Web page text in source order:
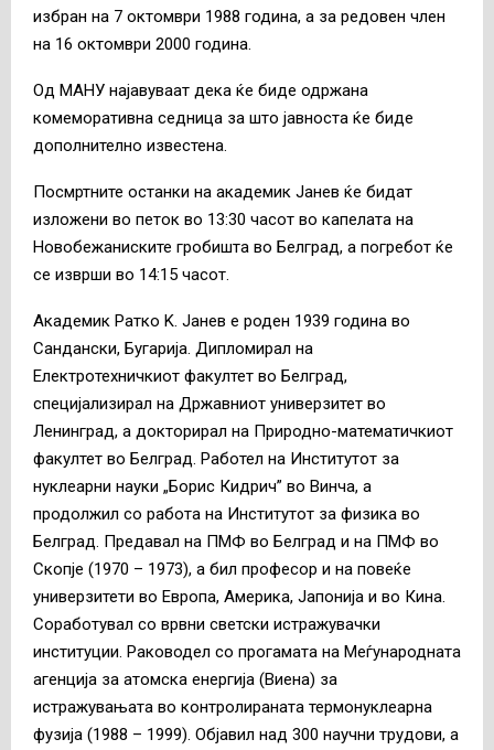
избран на 7 октомври 1988 година, а за редовен член
на 16 октомври 2000 година.
Од МАНУ најавуваат дека ќе биде одржана
комеморативна седница за што јавноста ќе биде
дополнително известена.
Посмртните останки на академик Јанев ќе бидат
изложени во петок во 13:30 часот во капелата на
Новобежаниските гробишта во Белград, а погребот ќе
се изврши во 14:15 часот.
Академик Ратко K. Јанев е роден 1939 година во
Сандански, Бугарија. Дипломирал на
Електротехничкиот факултет во Белград,
специјализирал на Државниот универзитет во
Ленинград, а докторирал на Природно-математичкиот
факултет во Белград. Работел на Институтот за
нуклеарни науки „Борис Кидрич” во Винча, а
продолжил со работа на Институтот за физика во
Белград. Предавал на ПМФ во Белград и на ПМФ во
Скопје (1970 – 1973), а бил професор и на повеќе
универзитети во Европа, Америка, Јапонија и во Кина.
Соработувал со врвни светски истражувачки
институции. Раководел со прогамата на Меѓународната
агенција за атомска енергија (Виена) за
истражувањата во контролираната термонуклеарна
фузија (1988 – 1999). Објавил над 300 научни трудови, а